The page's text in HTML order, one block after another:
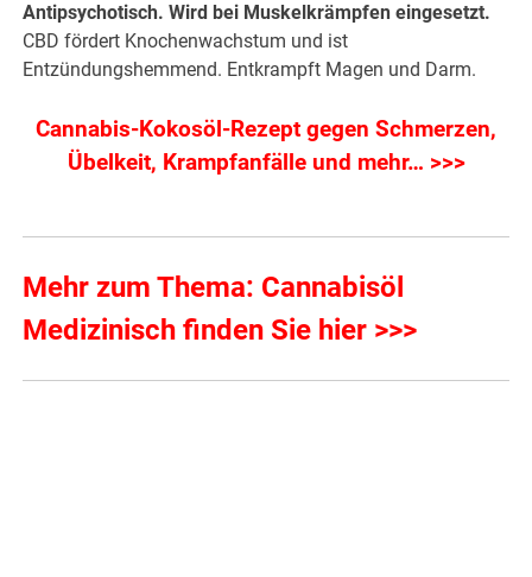
Antipsychotisch. Wird bei Muskelkrämpfen eingesetzt.
CBD fördert Knochenwachstum und ist
Entzündungshemmend. Entkrampft Magen und Darm.
Cannabis-Kokosöl-Rezept gegen Schmerzen,
Übelkeit, Krampfanfälle und mehr… >>>
Mehr zum Thema: Cannabisöl
Medizinisch finden Sie hier >>>